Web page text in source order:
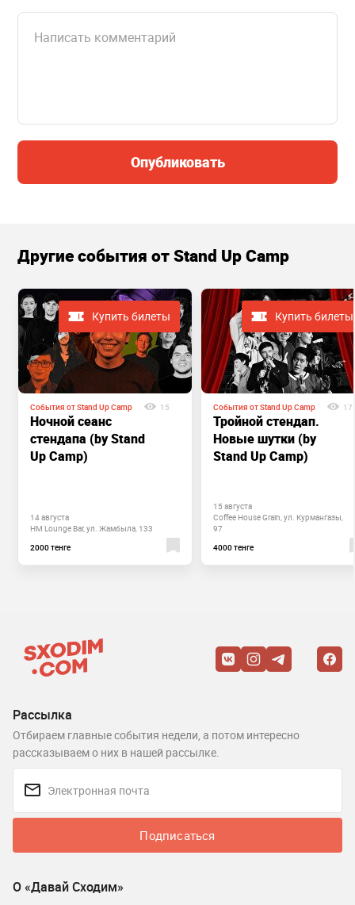
Опубликовать
Другие cобытия от Stand Up Camp
Купить билеты
События от Stand Up Camp 15
Ночной сеанс
стендапа (by Stand
Up Camp)
14 августа
HM Lounge Bar, ул. Жамбыла, 133
2000 тенге
Купить билеты
События от Stand Up Camp 17
Тройной стендап.
Новые шутки (by
Stand Up Camp)
15 августа
Coffee House Grain, ул. Курмангазы,
97
4000 тенге
Рассылка
Отбираем главные события недели, а потом интересно
рассказываем о них в нашей рассылке.
Подписаться
О «Давай Сходим»